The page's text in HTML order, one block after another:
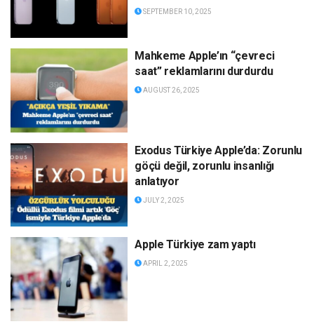
SEPTEMBER 10, 2025
Mahkeme Apple’ın “çevreci
saat” reklamlarını durdurdu
AUGUST 26, 2025
Exodus Türkiye Apple’da: Zorunlu
göçü değil, zorunlu insanlığı
anlatıyor
JULY 2, 2025
Apple Türkiye zam yaptı
APRIL 2, 2025